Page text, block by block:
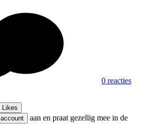
0 reacties
Likes
account
aan en praat gezellig mee in de